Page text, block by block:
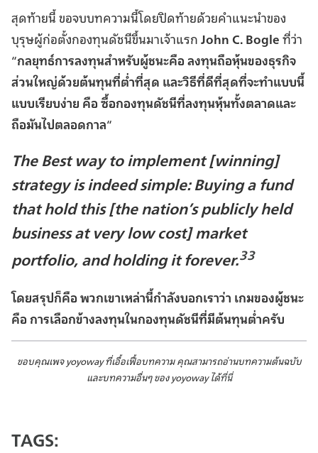
สุดท้ายนี้ ขอจบบทความนี้โดยปิดท้ายด้วยคำแนะนำของ
บุรุษผู้ก่อตั้งกองทุนดัชนีขึ้นมาเจ้าแรกJohn C. Bogleที่ว่า
“กลยุทธ์การลงทุนสำหรับผู้ชนะคือ ลงทุนถือหุ้นของธุรกิจ
ส่วนใหญ่ด้วยต้นทุนที่ต่ำที่สุด และวิธีที่ดีที่สุดที่จะทำแบบนี้
แบบเรียบง่าย คือ ซื้อกองทุนดัชนีที่ลงทุนหุ้นทั้งตลาดและ
ถือมันไปตลอดกาล“
The Best way to implement [winning]
strategy is indeed simple: Buying a fund
that hold this [the nation’s publicly held
business at very low cost] market
portfolio, and holding it forever.33
โดยสรุปก็คือ พวกเขาเหล่านี้กำลังบอกเราว่า เกมของผู้ชนะ
คือ การเลือกข้างลงทุนในกองทุนดัชนีที่มีต้นทุนต่ำครับ
ขอบคุณเพจ yoyoway ที่เอื้อเฟื้อบทความ คุณสามารถอ่านบทความต้นฉบับ
และบทความอื่นๆ ของ yoyoway ได้ที่นี่
TAGS: